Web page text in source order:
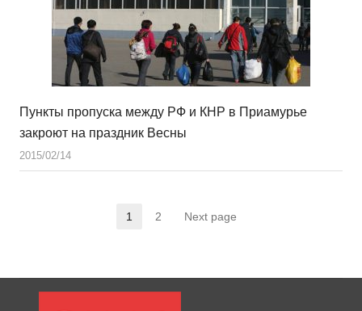
Пункты пропуска между РФ и КНР в Приамурье
закроют на праздник Весны
2015/02/14
Страница
1 Страница
2 Next page